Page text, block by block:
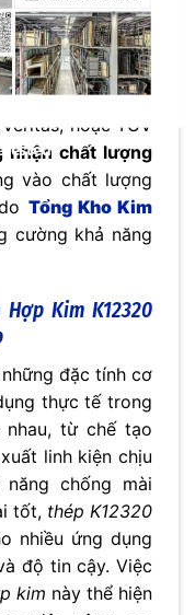
ứng các yêu
chứng nhận
thống quản lý
tổ chức kiểm
hoặc TUV
nhận chất lượng
vào chất lượng
Tổng Kho Kim
cường khả năng
Kim K12320
đặc tính cơ
thực tế trong
nhau, từ chế tạo
linh kiện chịu
chống mài
tốt, thép K12320
nhiều ứng dụng
độ tin cậy. Việc
kim này thể hiện